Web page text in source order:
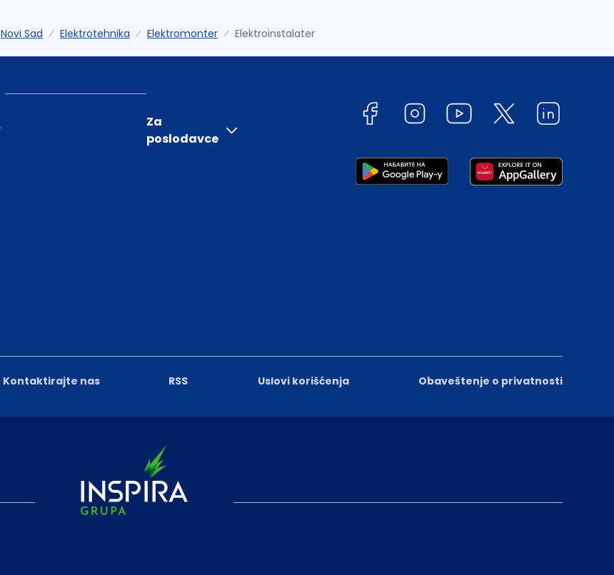
Novi Sad Elektrotehnika Elektromonter Elektroinstalater
Kontaktirajte nas RSS Uslovi korišćenja Obaveštenje o privatnosti
Za
poslodavce